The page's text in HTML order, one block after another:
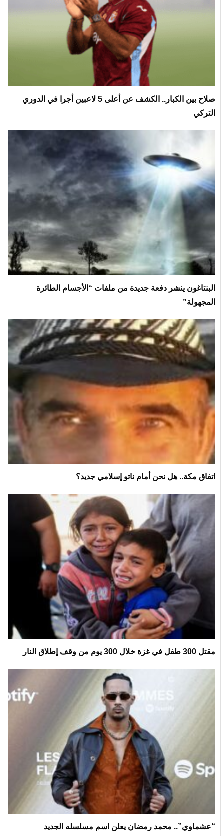
صلاح بين الكبار.. الكشف عن أعلى 5 لاعبين أجرا في الدوري
التركي
البنتاغون ينشر دفعة جديدة من ملفات “الأجسام الطائرة
المجهولة”
اتفاق مكة.. هل نحن أمام ناتو إسلامي جديد؟
مقتل 300 طفل في غزة خلال 300 يوم من وقف إطلاق النار
“عشماوي”.. محمد رمضان يعلن اسم مسلسله الجديد